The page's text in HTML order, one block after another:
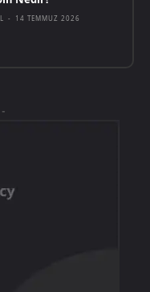
- 14 TEMMUZ 2026
-